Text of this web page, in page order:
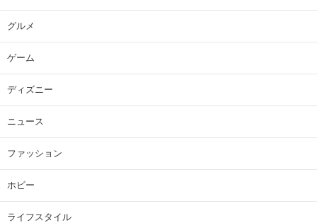
グルメ
ゲーム
ディズニー
ニュース
ファッション
ホビー
ライフスタイル